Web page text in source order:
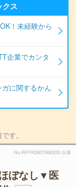
クス
！未経験から
企業でカンタ
に関するかん
す。
No.RFFK260706630D/兵庫
ぼなし▼医